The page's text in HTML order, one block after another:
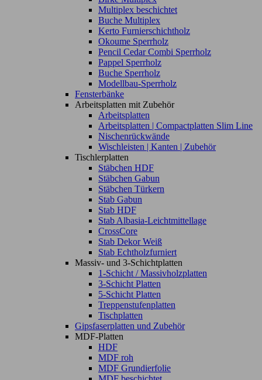
Multiplex beschichtet
Buche Multiplex
Kerto Furnierschichtholz
Okoume Sperrholz
Pencil Cedar Combi Sperrholz
Pappel Sperrholz
Buche Sperrholz
Modellbau-Sperrholz
Fensterbänke
Arbeitsplatten mit Zubehör
Arbeitsplatten
Arbeitsplatten | Compactplatten Slim Line
Nischenrückwände
Wischleisten | Kanten | Zubehör
Tischlerplatten
Stäbchen HDF
Stäbchen Gabun
Stäbchen Türkern
Stab Gabun
Stab HDF
Stab Albasia-Leichtmittellage
CrossCore
Stab Dekor Weiß
Stab Echtholzfurniert
Massiv- und 3-Schichtplatten
1-Schicht / Massivholzplatten
3-Schicht Platten
5-Schicht Platten
Treppenstufenplatten
Tischplatten
Gipsfaserplatten und Zubehör
MDF-Platten
HDF
MDF roh
MDF Grundierfolie